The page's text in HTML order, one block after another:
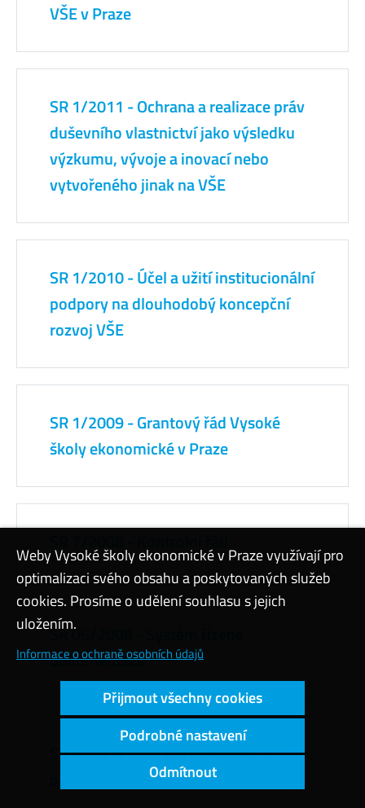
VŠE v Praze
SR 1/2011 - Ochrana a realizace práv
duševního vlastnictví jako výsledku
výzkumu, vývoje a inovací nebo
vytvořeného jinak na VŠE
SR 1/2010 - Účel a užití institucionální
podpory na dlouhodobý koncepční
rozvoj VŠE
SR 1/2009 - Grantový řád Vysoké
školy ekonomické v Praze
SR 06/2008 - Systém řízené
dokumentace
SR 3/2008 - Zásady používání a
ochrany loga VŠE v Praze
Weby Vysoké školy ekonomické v Praze využívají pro
optimalizaci svého obsahu a poskytovaných služeb
cookies. Prosíme o udělení souhlasu s jejich
uložením.
Informace o ochraně osobních údajů
Přijmout všechny cookies
Podrobné nastavení
Odmítnout